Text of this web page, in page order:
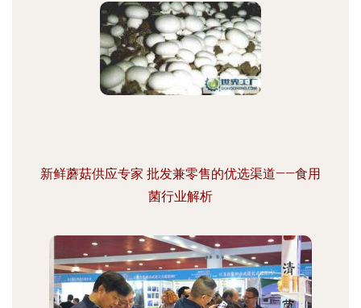
新鲜蘑菇供应专家 批发兼零售的优选渠道——食用
菌行业解析